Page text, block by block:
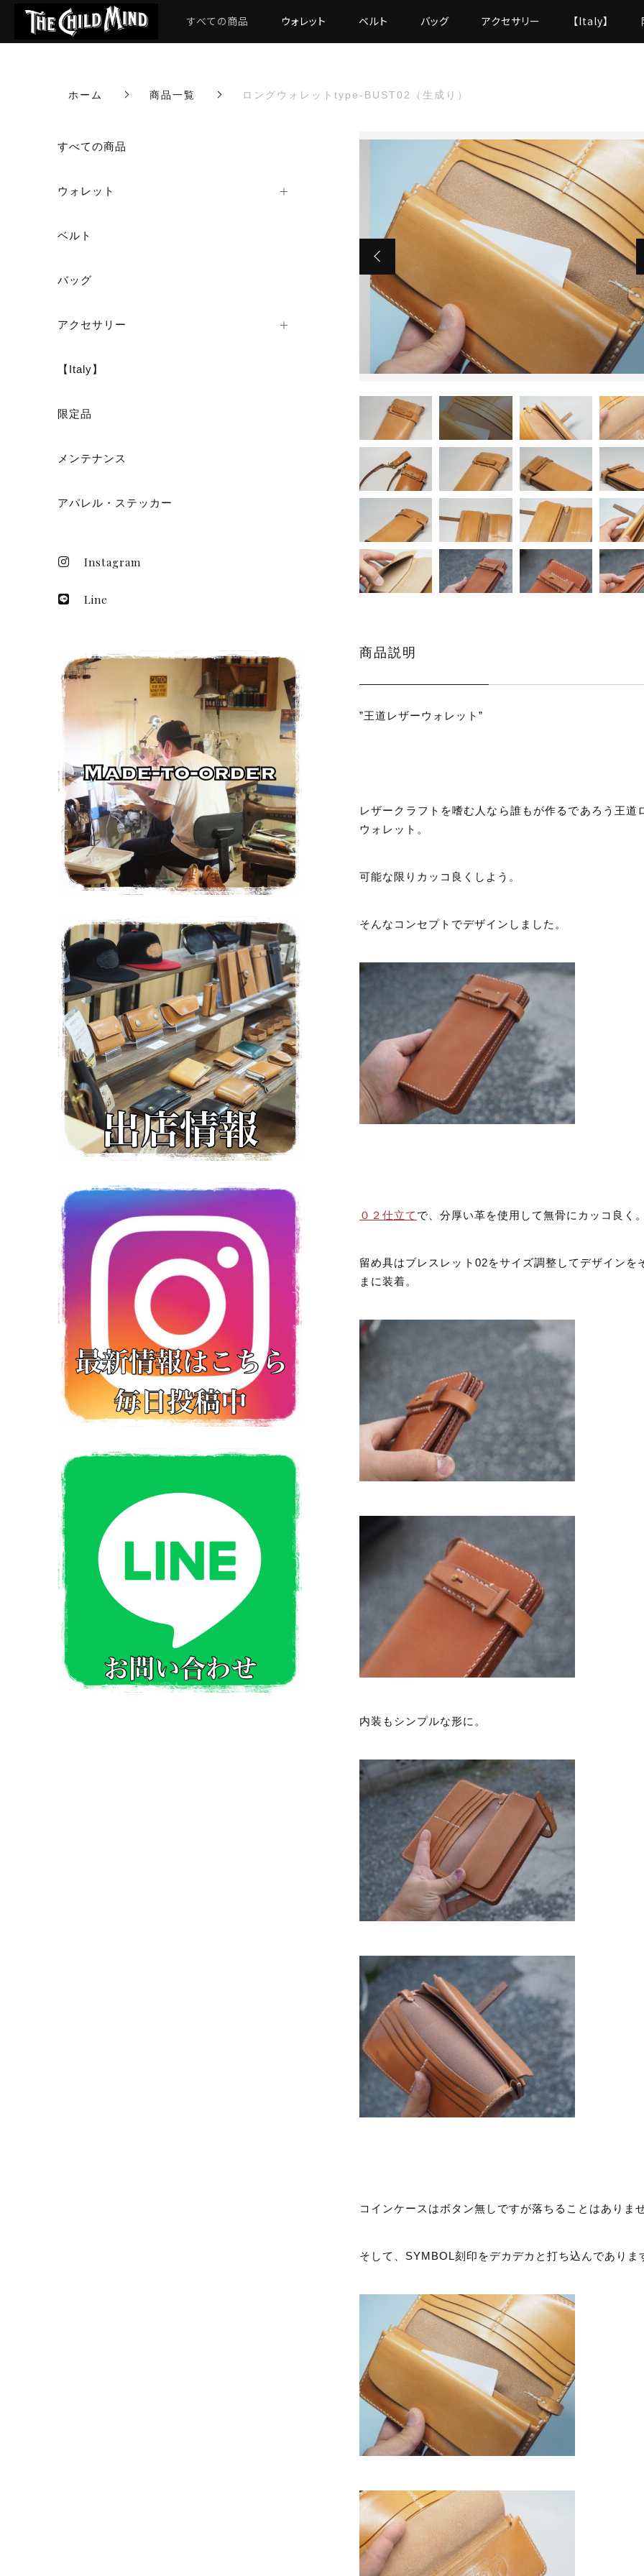
すべての商品 ウォレット ベルト バッグ アクセサリー 【Italy】
ホーム 商品一覧 ロングウォレットtype-BUST02（生成り）
商品説明
”王道レザーウォレット”
レザークラフトを嗜む人なら誰もが作るであろう王道
ウォレット。
可能な限りカッコ良くしよう。
そんなコンセプトでデザインしました。
０２仕立て で、分厚い革を使用して無骨にカッコ良く
留め具はブレスレット02をサイズ調整してデザインを
まに装着。
内装もシンプルな形に。
コインケースはボタン無しですが落ちることはありま
そして、SYMBOL刻印をデカデカと打ち込んでありま
すべての商品
ウォレット
ベルト
バッグ
アクセサリー
【Italy】
限定品
メンテナンス
アパレル・ステッカー
Instagram
Line
カートに商品を追加しました
ロングウォレットtype-BUST02（生成り）
ショッピングを続ける カートを確認